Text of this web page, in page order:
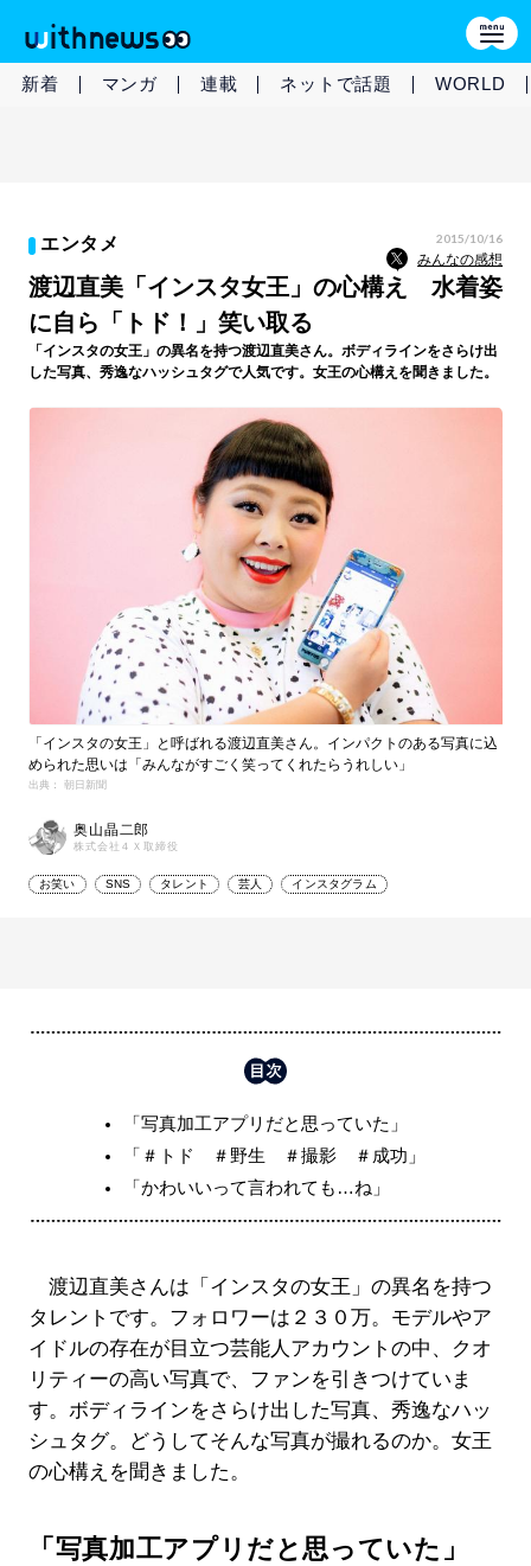
新着 マンガ 連載 ネットで話題 WORLD
エンタメ 2015/10/16
みんなの感想
渡辺直美「インスタ女王」の心構え 水着姿
に自ら「トド！」笑い取る
「インスタの女王」の異名を持つ渡辺直美さん。ボディラインをさらけ出
した写真、秀逸なハッシュタグで人気です。女王の心構えを聞きました。
「インスタの女王」と呼ばれる渡辺直美さん。インパクトのある写真に込
められた思いは「みんながすごく笑ってくれたらうれしい」
出典： 朝日新聞
奥山晶二郎
株式会社４Ｘ取締役
お笑い SNS タレント 芸人 インスタグラム
「写真加工アプリだと思っていた」
「＃トド ＃野生 ＃撮影 ＃成功」
「かわいいって言われても…ね」
渡辺直美さんは「インスタの女王」の異名を持つ
タレントです。フォロワーは２３０万。モデルやア
イドルの存在が目立つ芸能人アカウントの中、クオ
リティーの高い写真で、ファンを引きつけていま
す。ボディラインをさらけ出した写真、秀逸なハッ
シュタグ。どうしてそんな写真が撮れるのか。女王
の心構えを聞きました。
「写真加工アプリだと思っていた」